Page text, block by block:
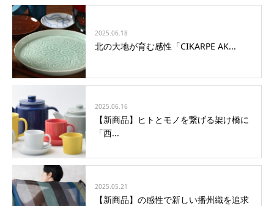
2025.06.18
北の大地が育む感性「CIKARPE AK...
2025.06.16
【新商品】ヒトとモノを繋げる架け橋に
「西...
2025.05.21
【新商品】の感性で新しい播州織を追求